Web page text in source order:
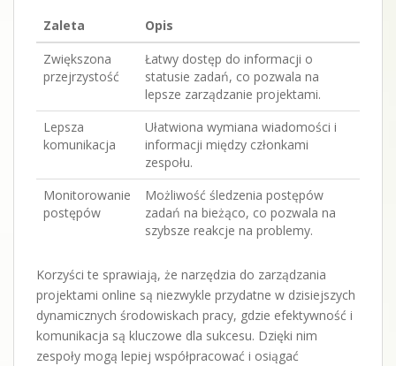
Zaleta
Opis
Zwiększona
przejrzystość
Łatwy dostęp do informacji o
statusie zadań, co pozwala na
lepsze zarządzanie projektami.
Lepsza
komunikacja
Ułatwiona wymiana wiadomości i
informacji między członkami
zespołu.
Monitorowanie
postępów
Możliwość śledzenia postępów
zadań na bieżąco, co pozwala na
szybsze reakcje na problemy.
Korzyści te sprawiają, że narzędzia do zarządzania
projektami online są niezwykle przydatne w dzisiejszych
dynamicznych środowiskach pracy, gdzie efektywność i
komunikacja są kluczowe dla sukcesu. Dzięki nim
zespoły mogą lepiej współpracować i osiągać